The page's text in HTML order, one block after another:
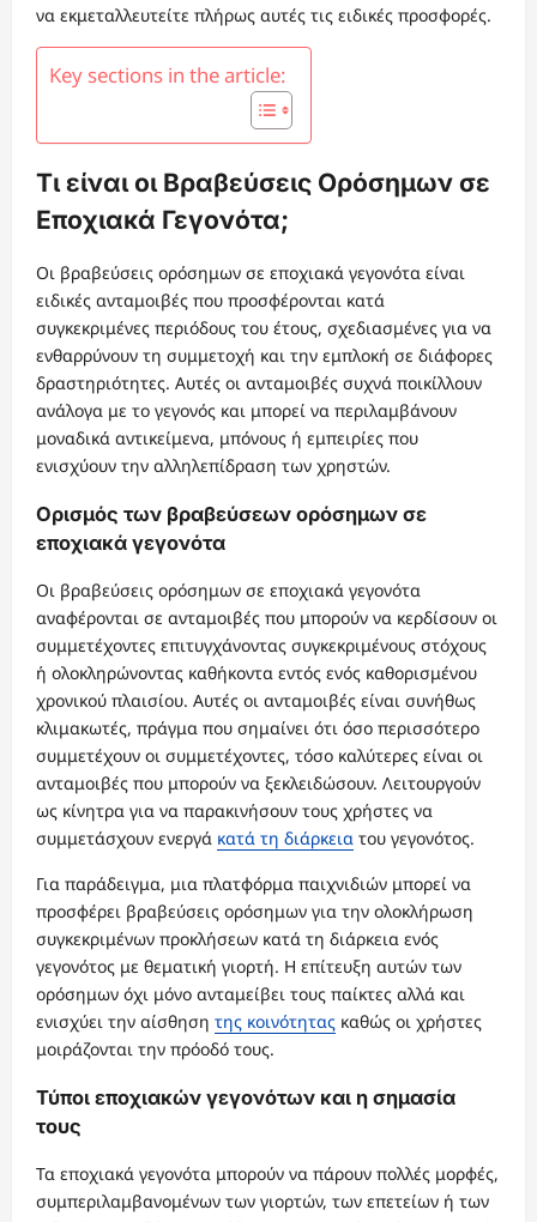
να εκμεταλλευτείτε πλήρως αυτές τις ειδικές προσφορές.
Key sections in the article:
Τι είναι οι Βραβεύσεις Ορόσημων σε
Εποχιακά Γεγονότα;
Οι βραβεύσεις ορόσημων σε εποχιακά γεγονότα είναι
ειδικές ανταμοιβές που προσφέρονται κατά
συγκεκριμένες περιόδους του έτους, σχεδιασμένες για να
ενθαρρύνουν τη συμμετοχή και την εμπλοκή σε διάφορες
δραστηριότητες. Αυτές οι ανταμοιβές συχνά ποικίλλουν
ανάλογα με το γεγονός και μπορεί να περιλαμβάνουν
μοναδικά αντικείμενα, μπόνους ή εμπειρίες που
ενισχύουν την αλληλεπίδραση των χρηστών.
Ορισμός των βραβεύσεων ορόσημων σε
εποχιακά γεγονότα
Οι βραβεύσεις ορόσημων σε εποχιακά γεγονότα
αναφέρονται σε ανταμοιβές που μπορούν να κερδίσουν οι
συμμετέχοντες επιτυγχάνοντας συγκεκριμένους στόχους
ή ολοκληρώνοντας καθήκοντα εντός ενός καθορισμένου
χρονικού πλαισίου. Αυτές οι ανταμοιβές είναι συνήθως
κλιμακωτές, πράγμα που σημαίνει ότι όσο περισσότερο
συμμετέχουν οι συμμετέχοντες, τόσο καλύτερες είναι οι
ανταμοιβές που μπορούν να ξεκλειδώσουν. Λειτουργούν
ως κίνητρα για να παρακινήσουν τους χρήστες να
συμμετάσχουν ενεργά κατά τη διάρκεια του γεγονότος.
Για παράδειγμα, μια πλατφόρμα παιχνιδιών μπορεί να
προσφέρει βραβεύσεις ορόσημων για την ολοκλήρωση
συγκεκριμένων προκλήσεων κατά τη διάρκεια ενός
γεγονότος με θεματική γιορτή. Η επίτευξη αυτών των
ορόσημων όχι μόνο ανταμείβει τους παίκτες αλλά και
ενισχύει την αίσθηση της κοινότητας καθώς οι χρήστες
μοιράζονται την πρόοδό τους.
Τύποι εποχιακών γεγονότων και η σημασία
τους
Τα εποχιακά γεγονότα μπορούν να πάρουν πολλές μορφές,
συμπεριλαμβανομένων των γιορτών, των επετείων ή των